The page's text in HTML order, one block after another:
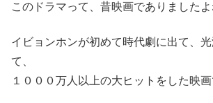
このドラマって、昔映画でありましたよ
イビョンホンが初めて時代劇に出て、
て、
１０００万人以上の大ヒットをした映画